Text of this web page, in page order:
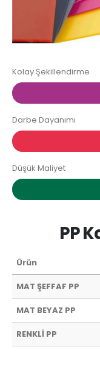
Kolay Şekillendirme
Darbe Dayanımı
Düşük Maliyet
PP
Ürün
MAT ŞEFFAF PP
MAT BEYAZ PP
RENKLİ PP